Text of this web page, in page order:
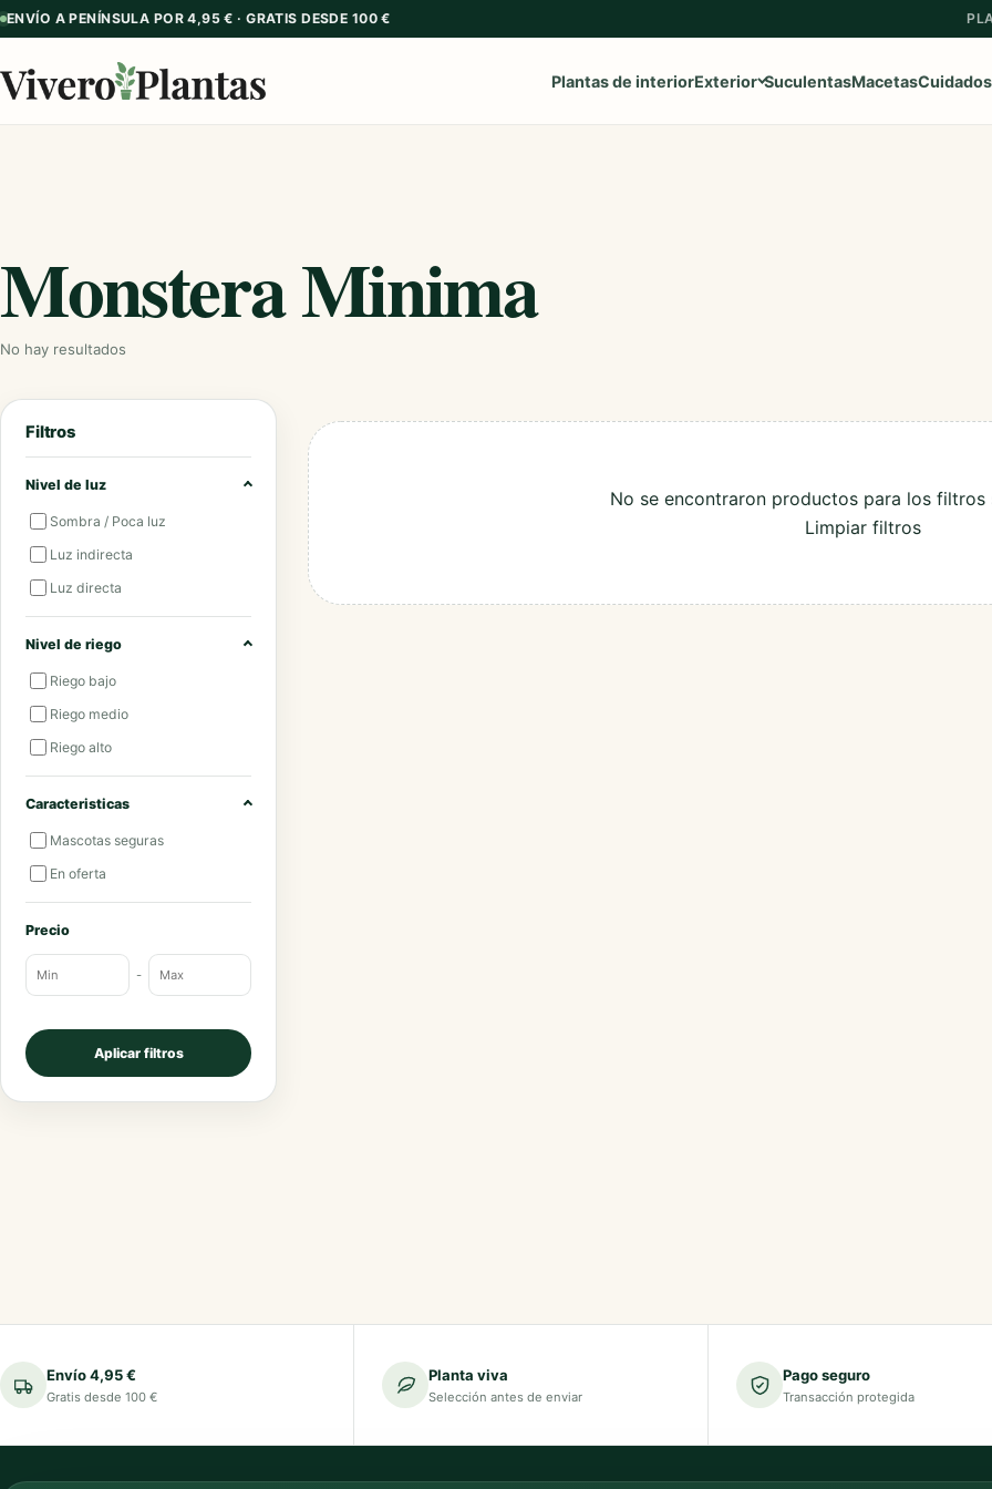
ENVÍO A PENÍNSULA POR 4,95 € · GRATIS DESDE 100 €
Plantas de interiorExterior SuculentasMacetasCuidados
Monstera Minima
No hay resultados
Filtros
Nivel de luz
Sombra / Poca luz
Luz indirecta
Luz directa
Nivel de riego
Riego bajo
Riego medio
Riego alto
Caracteristicas
Mascotas seguras
En oferta
Precio
-
Aplicar filtros
No se encontraron productos para los filtros
Limpiar filtros
Envío 4,95 €
Gratis desde 100 €
Planta viva
Selección antes de enviar
Pago seguro
Transacción protegida